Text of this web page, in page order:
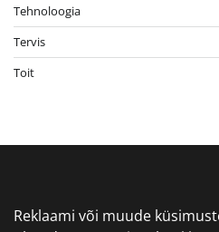
Tehnoloogia
Tervis
Toit
Reklaami või muude